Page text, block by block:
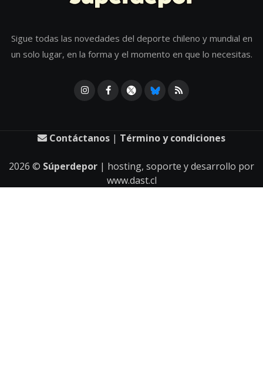
Sigue todas las novedades del deporte chileno y mundial en
un solo lugar, en la forma y el momento en que lo necesitas.
Contáctanos | Término y condiciones
2026 © Súperdepor | hosting, soporte y desarrollo por
www.dast.cl